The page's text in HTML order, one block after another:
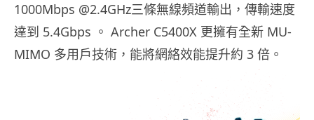
1000Mbps @2.4GHz三條無線頻道輸出，傳輸速度
達到 5.4Gbps 。 Archer C5400X 更擁有全新 MU-
MIMO 多用戶技術，能將網絡效能提升約 3 倍。